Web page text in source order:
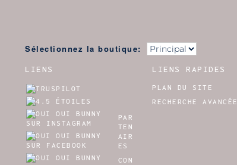
Sélectionnez la boutique:
LIENS
PAR
TEN
AIR
ES
CON
LIENS RAPIDES
PLAN DU SITE
RECHERCHE AVANCÉE